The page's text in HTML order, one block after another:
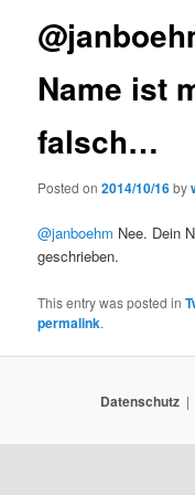
Name ist
falsch…
Posted on2014/10/16by
@janboehm Nee. Dein
geschrieben.
This entry was posted in
permalink.
Datenschutz